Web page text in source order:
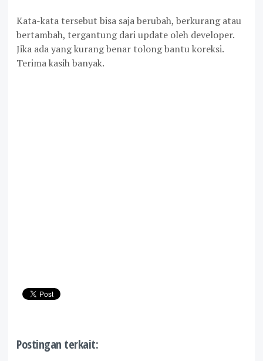
Kata-kata tersebut bisa saja berubah, berkurang atau
bertambah, tergantung dari update oleh developer.
Jika ada yang kurang benar tolong bantu koreksi.
Terima kasih banyak.
Postingan terkait: